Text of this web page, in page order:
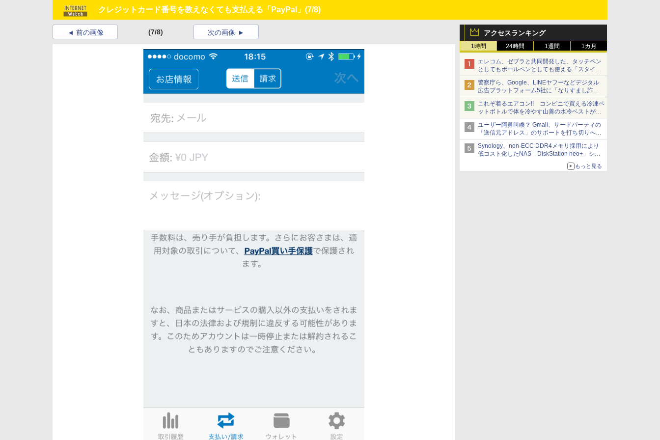
クレジットカード番号を教えなくても支払える「PayPal」 (7/8)
アクセスランキング
1時間 24時間 1週間 1カ月
エレコム、ゼブラと共同開発した、タッチペン
としてもボールペンとしても使える「スタイラ
スツーウェイ」発売 iPadにも紙にも、持ち替
えずに書き込める
警察庁ら、Google、LINEヤフーなどデジタル
広告プラットフォーム5社に「なりすまし詐欺
広告」対策強化を要請 著名人の写真や映像を
使った投資詐欺などへの対策として
これぞ着るエアコン!! コンビニで買える冷凍ペ
ットボトルで体を冷やす山善の水冷ベストがロ
ードバイクにちょうどいい【ぼっち・ざ・ろー
ど！その14】【空いた時間でなにしてる？】
ユーザー阿鼻叫喚？ Gmail、サードパーティの
「送信元アドレス」のサポートを打ち切りへ
【やじうまWatch】
Synology、non-ECC DDR4メモリ採用により
低コスト化したNAS「DiskStation neo+」シリ
ーズ 予算を抑えて導入でき、ECCメモリへの
もっと見る
前の画像 (7/8) 次の画像